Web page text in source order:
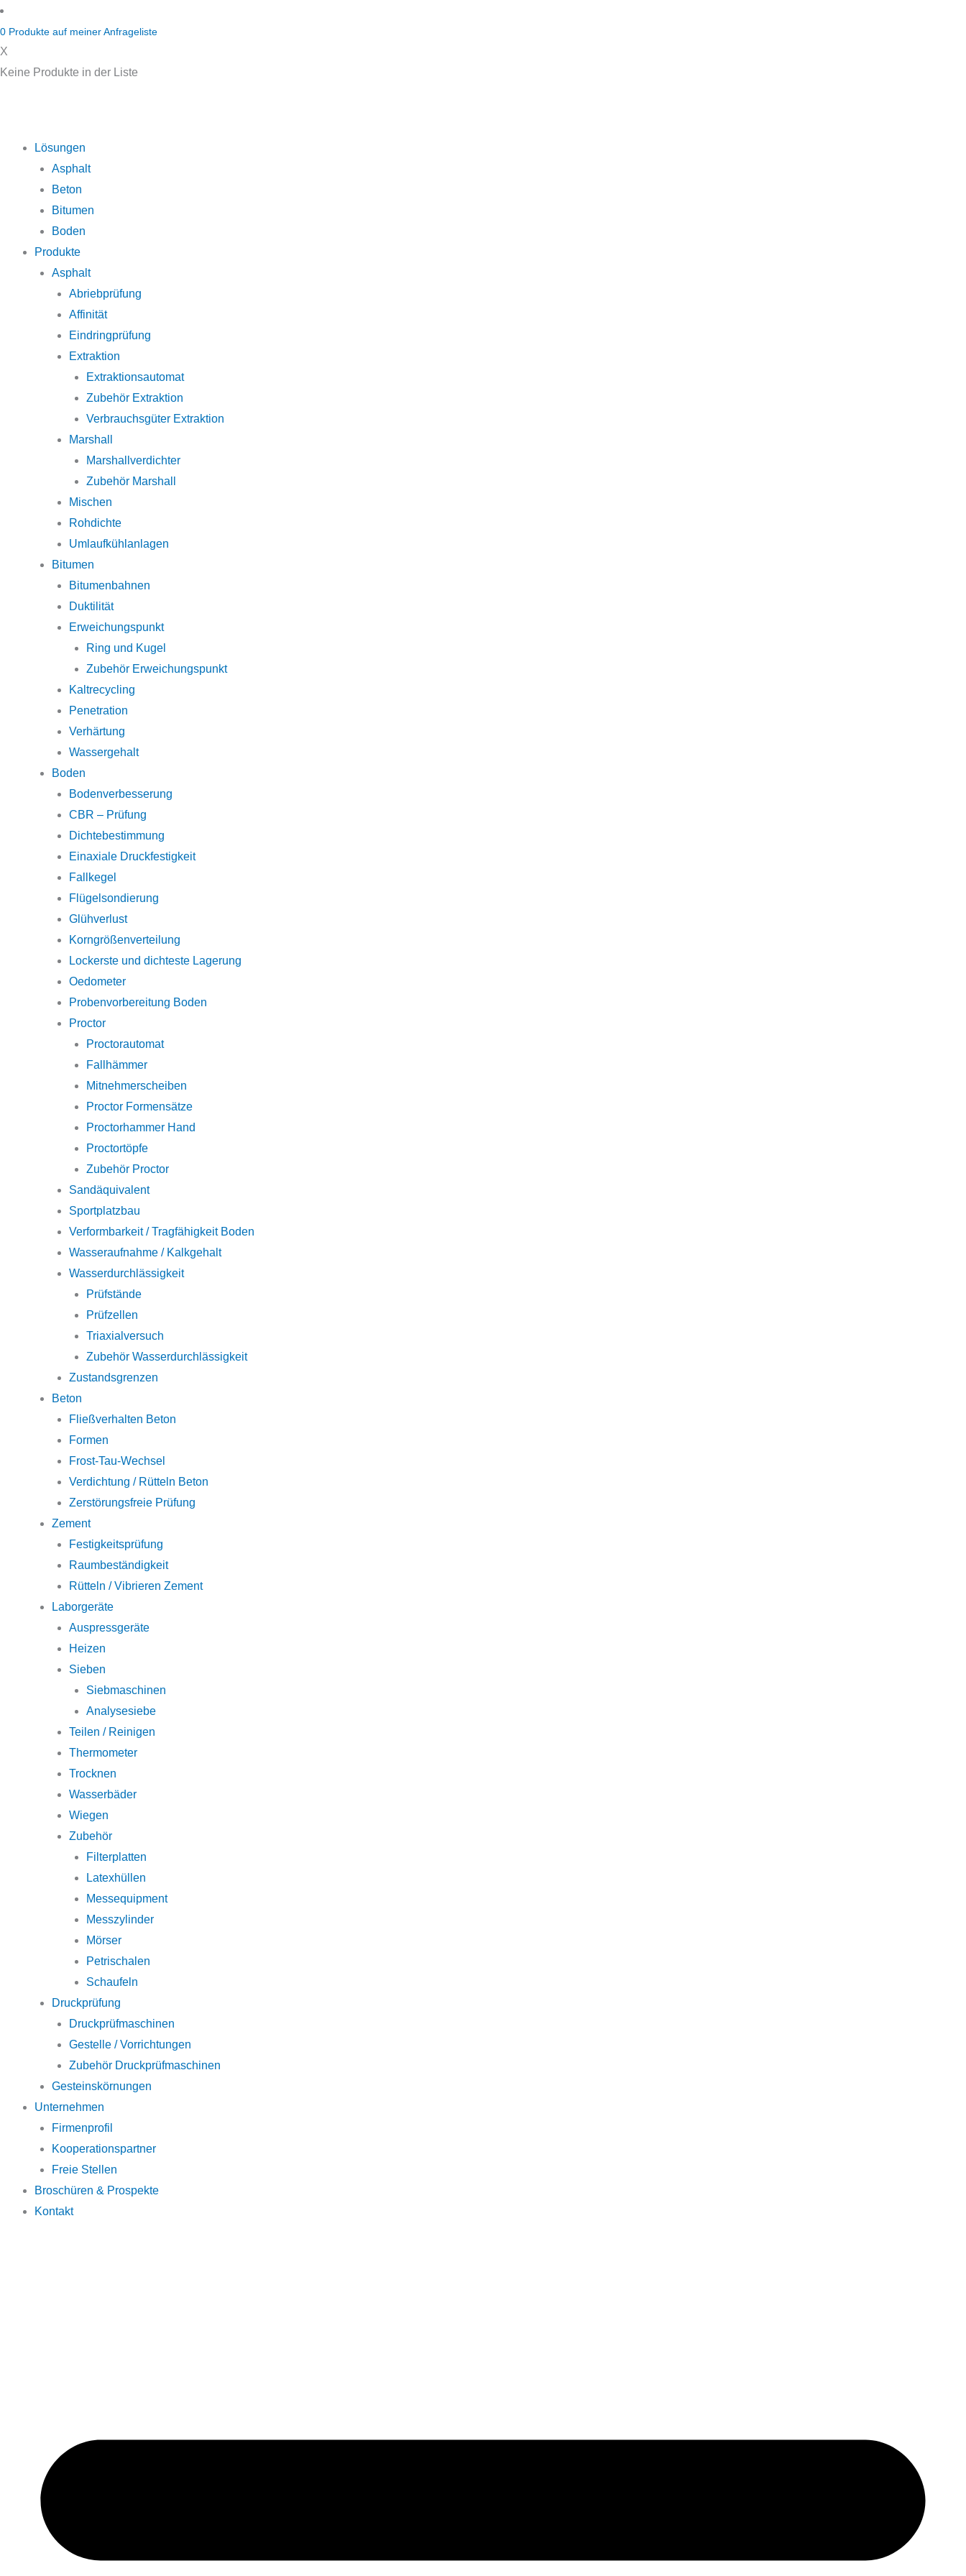
Zum
Inhalt
springen
0 Produkte auf meiner Anfrageliste
X
Keine Produkte in der Liste
Lösungen
Asphalt
Beton
Bitumen
Boden
Produkte
Asphalt
Abriebprüfung
Affinität
Eindringprüfung
Extraktion
Extraktionsautomat
Zubehör Extraktion
Verbrauchsgüter Extraktion
Marshall
Marshallverdichter
Zubehör Marshall
Mischen
Rohdichte
Umlaufkühlanlagen
Bitumen
Bitumenbahnen
Duktilität
Erweichungspunkt
Ring und Kugel
Zubehör Erweichungspunkt
Kaltrecycling
Penetration
Verhärtung
Wassergehalt
Boden
Bodenverbesserung
CBR – Prüfung
Dichtebestimmung
Einaxiale Druckfestigkeit
Fallkegel
Flügelsondierung
Glühverlust
Korngrößenverteilung
Lockerste und dichteste Lagerung
Oedometer
Probenvorbereitung Boden
Proctor
Proctorautomat
Fallhämmer
Mitnehmerscheiben
Proctor Formensätze
Proctorhammer Hand
Proctortöpfe
Zubehör Proctor
Sandäquivalent
Sportplatzbau
Verformbarkeit / Tragfähigkeit Boden
Wasseraufnahme / Kalkgehalt
Wasserdurchlässigkeit
Prüfstände
Prüfzellen
Triaxialversuch
Zubehör Wasserdurchlässigkeit
Zustandsgrenzen
Beton
Fließverhalten Beton
Formen
Frost-Tau-Wechsel
Verdichtung / Rütteln Beton
Zerstörungsfreie Prüfung
Zement
Festigkeitsprüfung
Raumbeständigkeit
Rütteln / Vibrieren Zement
Laborgeräte
Auspressgeräte
Heizen
Sieben
Siebmaschinen
Analysesiebe
Teilen / Reinigen
Thermometer
Trocknen
Wasserbäder
Wiegen
Zubehör
Filterplatten
Latexhüllen
Messequipment
Messzylinder
Mörser
Petrischalen
Schaufeln
Druckprüfung
Druckprüfmaschinen
Gestelle / Vorrichtungen
Zubehör Druckprüfmaschinen
Gesteinskörnungen
Unternehmen
Firmenprofil
Kooperationspartner
Freie Stellen
Broschüren & Prospekte
Kontakt